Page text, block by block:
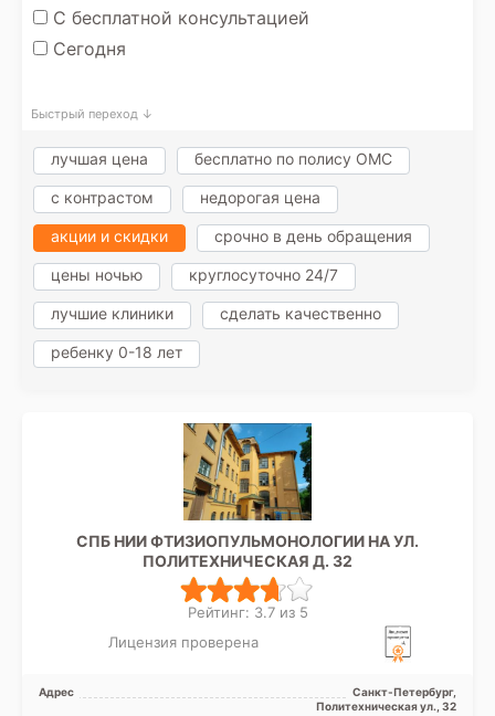
С бесплатной консультацией
Сегодня
Быстрый переход ↓
лучшая цена бесплатно по полису ОМС
с контрастом недорогая цена
акции и скидки срочно в день обращения
цены ночью круглосуточно 24/7
лучшие клиники сделать качественно
ребенку 0-18 лет
СПБ НИИ ФТИЗИОПУЛЬМОНОЛОГИИ НА УЛ.
ПОЛИТЕХНИЧЕСКАЯ Д. 32
Рейтинг: 3.7 из 5
Лицензия проверена
Адрес
Санкт-Петербург,
Политехническая ул., 32